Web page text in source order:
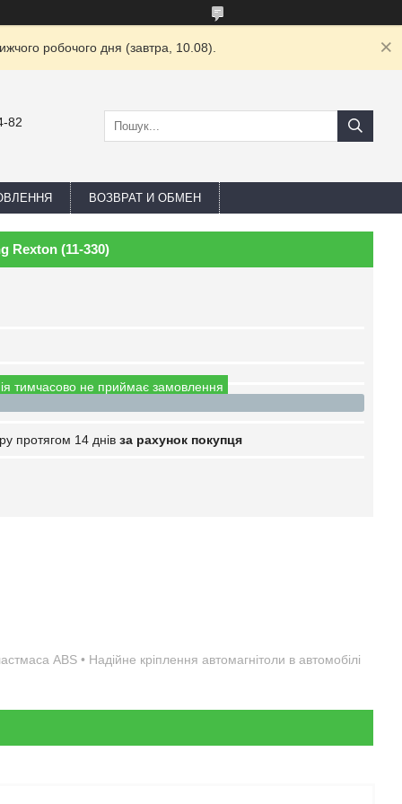
робочого дня (завтра, 10.08).
82
ВОЗВРАТ И ОБМЕН
Rexton (11-330)
тимчасово не приймає замовлення
протягом 14 днів за рахунок покупця
ABS • Надійне кріплення автомагнітоли в автомобілі